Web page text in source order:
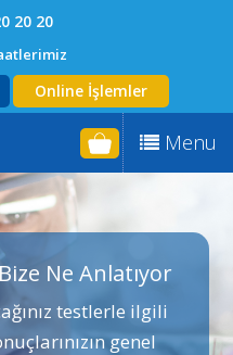
20 20
Online İşlemler
Menu
Ne Anlatıyor
testlerle ilgili
genel